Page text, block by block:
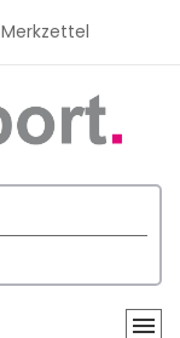
Merkzettel